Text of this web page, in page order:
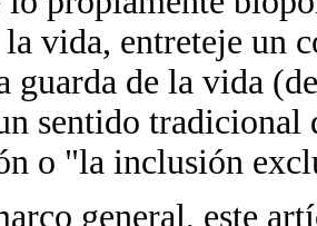
vida, entreteje un
guarda de la vida
sentido
o "la inclusión
general, este